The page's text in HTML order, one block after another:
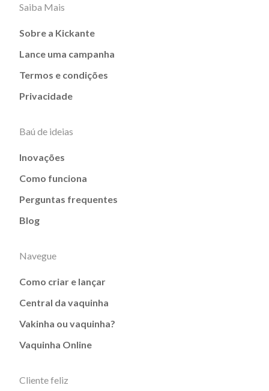
Saiba Mais
Sobre a Kickante
Lance uma campanha
Termos e condições
Privacidade
Baú de ideias
Inovações
Como funciona
Perguntas frequentes
Blog
Navegue
Como criar e lançar
Central da vaquinha
Vakinha ou vaquinha?
Vaquinha Online
Cliente feliz